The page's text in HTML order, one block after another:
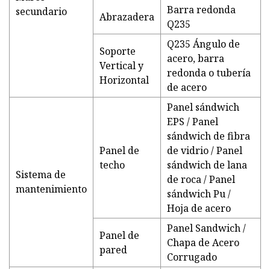
secundario
Abrazadera
Barra redonda
Q235
Soporte
Vertical y
Horizontal
Q235 Ángulo de
acero, barra
redonda o tubería
de acero
Sistema de
mantenimiento
Panel de
techo
Panel sándwich
EPS / Panel
sándwich de fibra
de vidrio / Panel
sándwich de lana
de roca / Panel
sándwich Pu /
Hoja de acero
Panel de
pared
Panel Sandwich /
Chapa de Acero
Corrugado